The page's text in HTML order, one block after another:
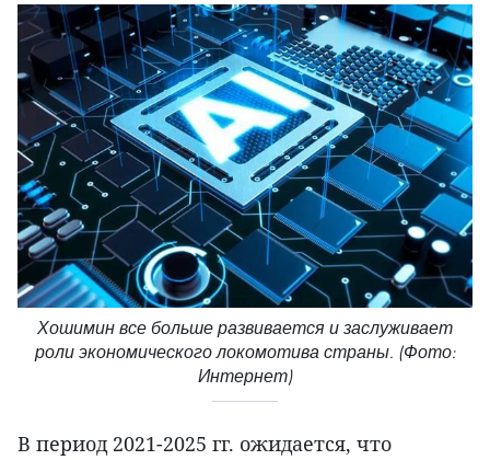
Хошимин все больше развивается и заслуживает
роли экономического локомотива страны. (Фото:
Интернет)
В период 2021-2025 гг. ожидается, что